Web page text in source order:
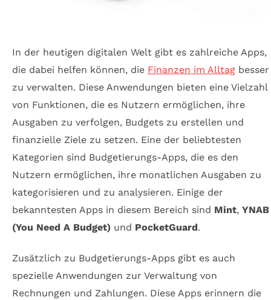
In der heutigen digitalen Welt gibt es zahlreiche Apps,
die dabei helfen können, die Finanzen im Alltag besser
zu verwalten. Diese Anwendungen bieten eine Vielzahl
von Funktionen, die es Nutzern ermöglichen, ihre
Ausgaben zu verfolgen, Budgets zu erstellen und
finanzielle Ziele zu setzen. Eine der beliebtesten
Kategorien sind Budgetierungs-Apps, die es den
Nutzern ermöglichen, ihre monatlichen Ausgaben zu
kategorisieren und zu analysieren. Einige der
bekanntesten Apps in diesem Bereich sind Mint, YNAB
(You Need A Budget) und PocketGuard.
Zusätzlich zu Budgetierungs-Apps gibt es auch
spezielle Anwendungen zur Verwaltung von
Rechnungen und Zahlungen. Diese Apps erinnern die